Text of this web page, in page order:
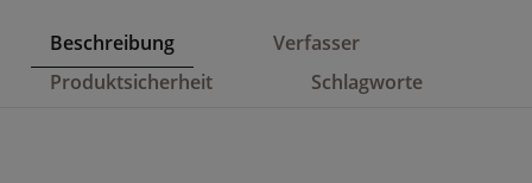
Beschreibung
Verfasser
Produktsicherheit
Schlagworte